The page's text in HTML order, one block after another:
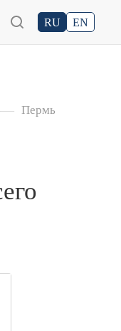
RU EN
— Пермь